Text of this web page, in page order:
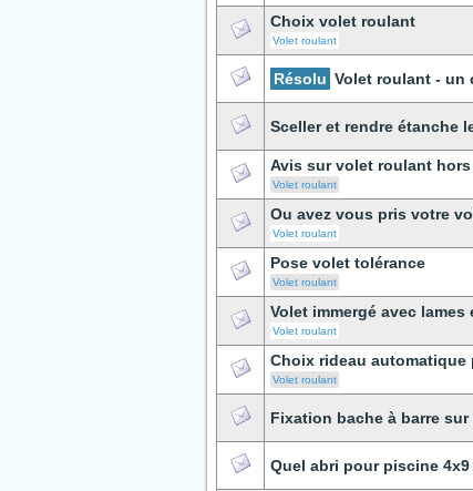
Choix volet roulant
Volet roulant
Résolu Volet roulant - un
Sceller et rendre étanche
Avis sur volet roulant
Volet roulant
Ou avez vous pris votre
Volet roulant
Pose volet tolérance
Volet roulant
Volet immergé avec
Volet roulant
Choix rideau automatique
Volet roulant
Fixation bache à barre
Quel abri pour piscine